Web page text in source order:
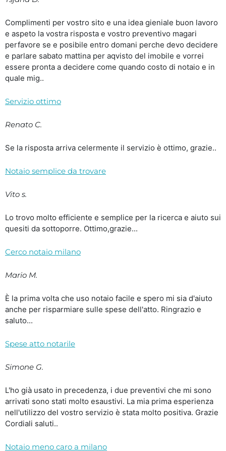
Complimenti per vostro sito e una idea gieniale buon lavoro
e aspeto la vostra risposta e vostro preventivo magari
perfavore se e posibile entro domani perche devo decidere
e parlare sabato mattina per aqvisto del imobile e vorrei
essere pronta a decidere come quando costo di notaio e in
quale mig..
Servizio ottimo
Renato C.
Se la risposta arriva celermente il servizio è ottimo, grazie..
Notaio semplice da trovare
Vito s.
Lo trovo molto efficiente e semplice per la ricerca e aiuto sui
quesiti da sottoporre. Ottimo,grazie...
Cerco notaio milano
Mario M.
È la prima volta che uso notaio facile e spero mi sia d'aiuto
anche per risparmiare sulle spese dell'atto. Ringrazio e
saluto...
Spese atto notarile
Simone G.
L'ho già usato in precedenza, i due preventivi che mi sono
arrivati sono stati molto esaustivi. La mia prima esperienza
nell'utilizzo del vostro servizio è stata molto positiva. Grazie
Cordiali saluti..
Notaio meno caro a milano